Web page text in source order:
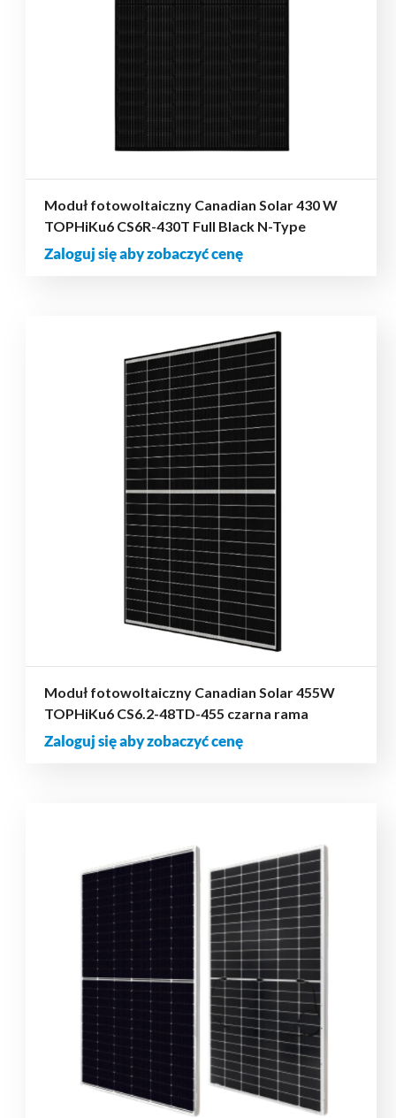
Moduł fotowoltaiczny Canadian Solar 430 W
TOPHiKu6 CS6R-430T Full Black N-Type
Zaloguj się aby zobaczyć cenę
Moduł fotowoltaiczny Canadian Solar 455W
TOPHiKu6 CS6.2-48TD-455 czarna rama
Zaloguj się aby zobaczyć cenę